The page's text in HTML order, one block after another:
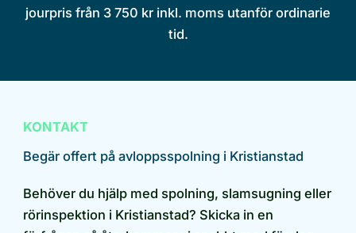
jourpris från 3 750 kr inkl. moms utanför ordinarie
tid.
KONTAKT
Begär offert på avloppsspolning i Kristianstad
Behöver du hjälp med spolning, slamsugning eller
rörinspektion i Kristianstad? Skicka in en